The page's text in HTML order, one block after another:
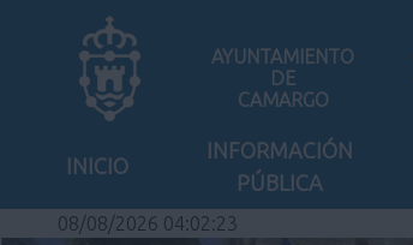
AYUNTAMIENTO
DE
CAMARGO
INICIO
INFORMACIÓN
PÚBLICA
08/08/2026 04:02:23